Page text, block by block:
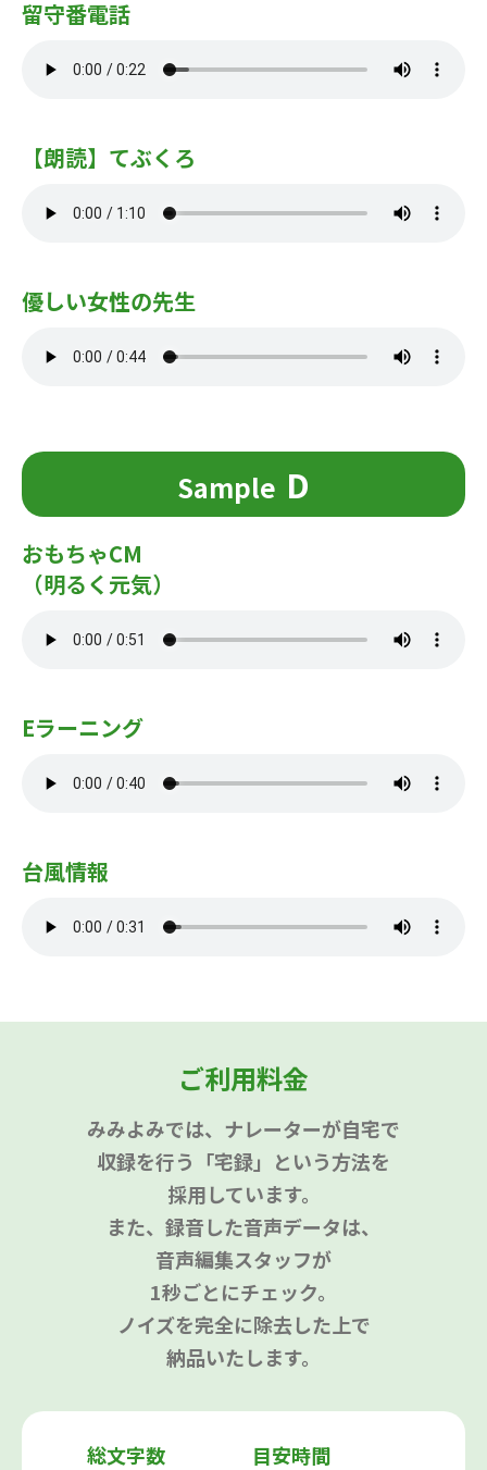
留守番電話
【朗読】てぶくろ
優しい女性の先生
Sample D
おもちゃCM
（明るく元気）
Eラーニング
台風情報
ご利用料金
みみよみでは、ナレーターが自宅で
収録を行う「宅録」という方法を
採用しています。
また、録音した音声データは、
音声編集スタッフが
1秒ごとにチェック。
ノイズを完全に除去した上で
納品いたします。
総文字数 目安時間